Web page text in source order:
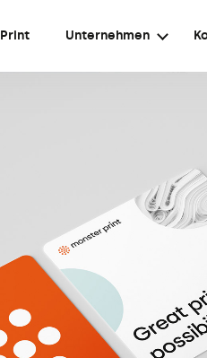
Print Unternehmen